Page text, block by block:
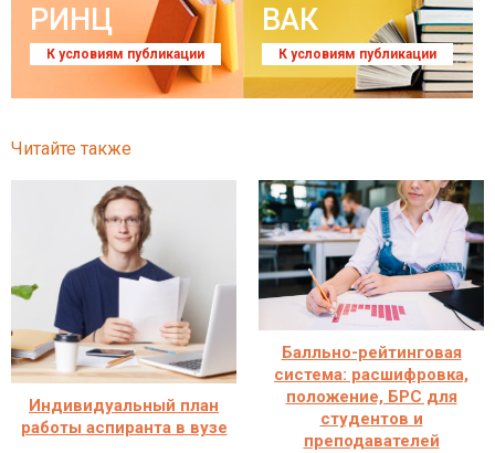
РИНЦ
К условиям публикации
ВАК
К условиям публикации
Читайте также
Индивидуальный план
работы аспиранта в вузе
Балльно-рейтинговая
система: расшифровка,
положение, БРС для
студентов и
преподавателей